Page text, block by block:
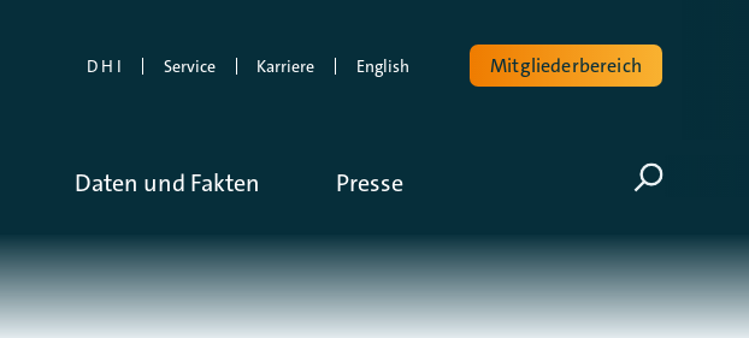
D H I Service Karriere English Mitgliederbereich
Daten und Fakten PresseVolltextsuche
Suche